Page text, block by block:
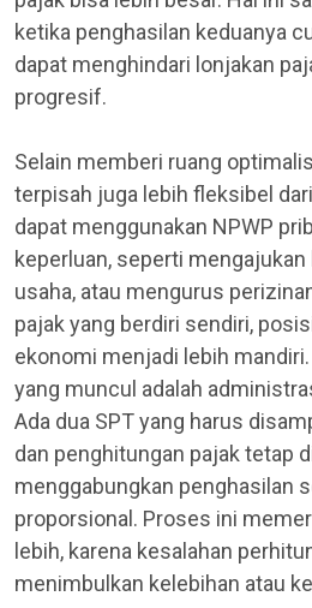
ketika penghasilan keduanya
dapat menghindari lonjakan
progresif.
Selain memberi ruang
terpisah juga lebih fleksibel
dapat menggunakan NPWP
keperluan, seperti
usaha, atau mengurus
pajak yang berdiri sendiri,
ekonomi menjadi lebih
yang muncul adalah
Ada dua SPT yang harus
dan penghitungan pajak tetap
menggabungkan penghasilan
proporsional. Proses ini
lebih, karena kesalahan
menimbulkan kelebihan atau